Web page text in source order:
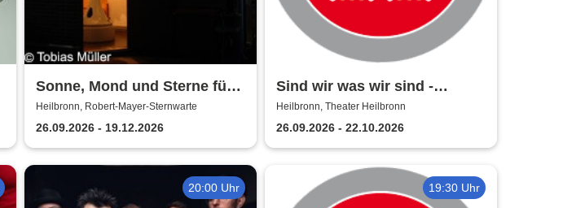
Sonne, Mond und Sterne für
Kinder - Robert-Mayer-
Sternwarte Heilbronn
Heilbronn, Robert-Mayer-Sternwarte
26.09.2026 - 19.12.2026
Sind wir was wir sind -
Theater Heilbronn
Heilbronn, Theater Heilbronn
26.09.2026 - 22.10.2026
20:00 Uhr 19:30 Uhr